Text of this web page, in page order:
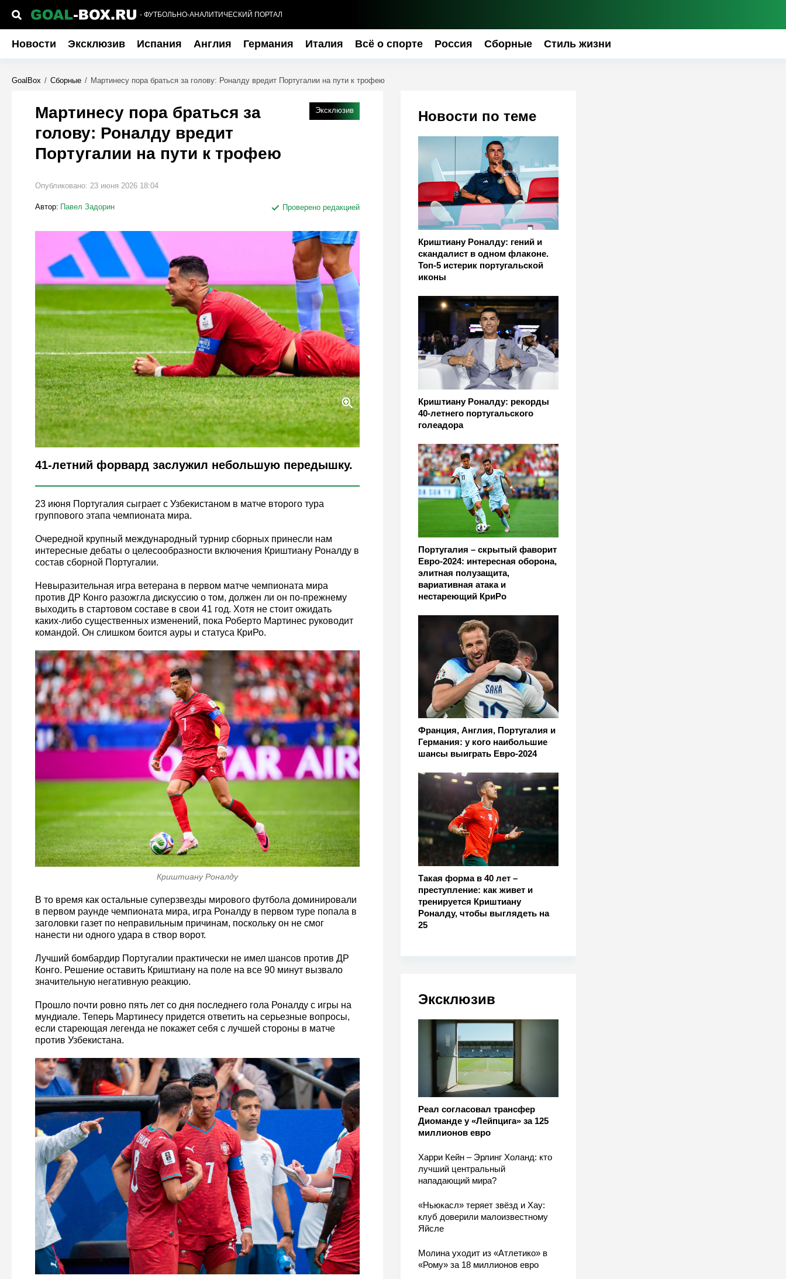
- ФУТБОЛЬНО-АНАЛИТИЧЕСКИЙ ПОРТАЛ
Новости Эксклюзив Испания Англия Германия Италия Всё о спорте Россия Сборные Стиль жизни
GoalBox / Сборные / Мартинесу пора браться за голову: Роналду вредит Португалии на пути к трофею
Новости по теме
Криштиану Роналду: гений и
скандалист в одном флаконе.
Топ-5 истерик португальской
иконы
Криштиану Роналду: рекорды
40-летнего португальского
голеадора
Португалия – скрытый фаворит
Евро-2024: интересная оборона,
элитная полузащита,
вариативная атака и
нестареющий КриРо
Франция, Англия, Португалия и
Германия: у кого наибольшие
шансы выиграть Евро-2024
Такая форма в 40 лет –
преступление: как живет и
тренируется Криштиану
Роналду, чтобы выглядеть на
25
Эксклюзив
Реал согласовал трансфер
Диоманде у «Лейпцига» за 125
миллионов евро
Харри Кейн – Эрлинг Холанд: кто
лучший центральный
нападающий мира?
«Ньюкасл» теряет звёзд и Хау:
клуб доверили малоизвестному
Яйсле
Молина уходит из «Атлетико» в
«Рому» за 18 миллионов евро
Эксклюзив
Мартинесу пора браться за
голову: Роналду вредит
Португалии на пути к трофею
Опубликовано: 23 июня 2026 18:04
Автор: Павел Задорин Проверено редакцией
Legion-Media
41-летний форвард заслужил небольшую передышку.
23 июня Португалия сыграет с Узбекистаном в матче второго тура
группового этапа чемпионата мира.
Очередной крупный международный турнир сборных принесли нам
интересные дебаты о целесообразности включения Криштиану Роналду в
состав сборной Португалии.
Невыразительная игра ветерана в первом матче чемпионата мира
против ДР Конго разожгла дискуссию о том, должен ли он по-прежнему
выходить в стартовом составе в свои 41 год. Хотя не стоит ожидать
каких-либо существенных изменений, пока Роберто Мартинес руководит
командой. Он слишком боится ауры и статуса КриРо.
Криштиану Роналду
В то время как остальные суперзвезды мирового футбола доминировали
в первом раунде чемпионата мира, игра Роналду в первом туре попала в
заголовки газет по неправильным причинам, поскольку он не смог
нанести ни одного удара в створ ворот.
Лучший бомбардир Португалии практически не имел шансов против ДР
Конго. Решение оставить Криштиану на поле на все 90 минут вызвало
значительную негативную реакцию.
Прошло почти ровно пять лет со дня последнего гола Роналду с игры на
мундиале. Теперь Мартинесу придется ответить на серьезные вопросы,
если стареющая легенда не покажет себя с лучшей стороны в матче
против Узбекистана.